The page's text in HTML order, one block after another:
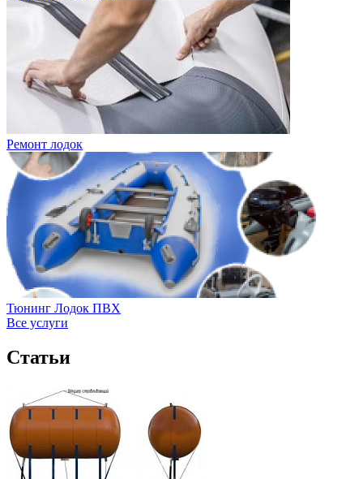
Ремонт лодок
Тюнинг Лодок ПВХ
Все услуги
Статьи